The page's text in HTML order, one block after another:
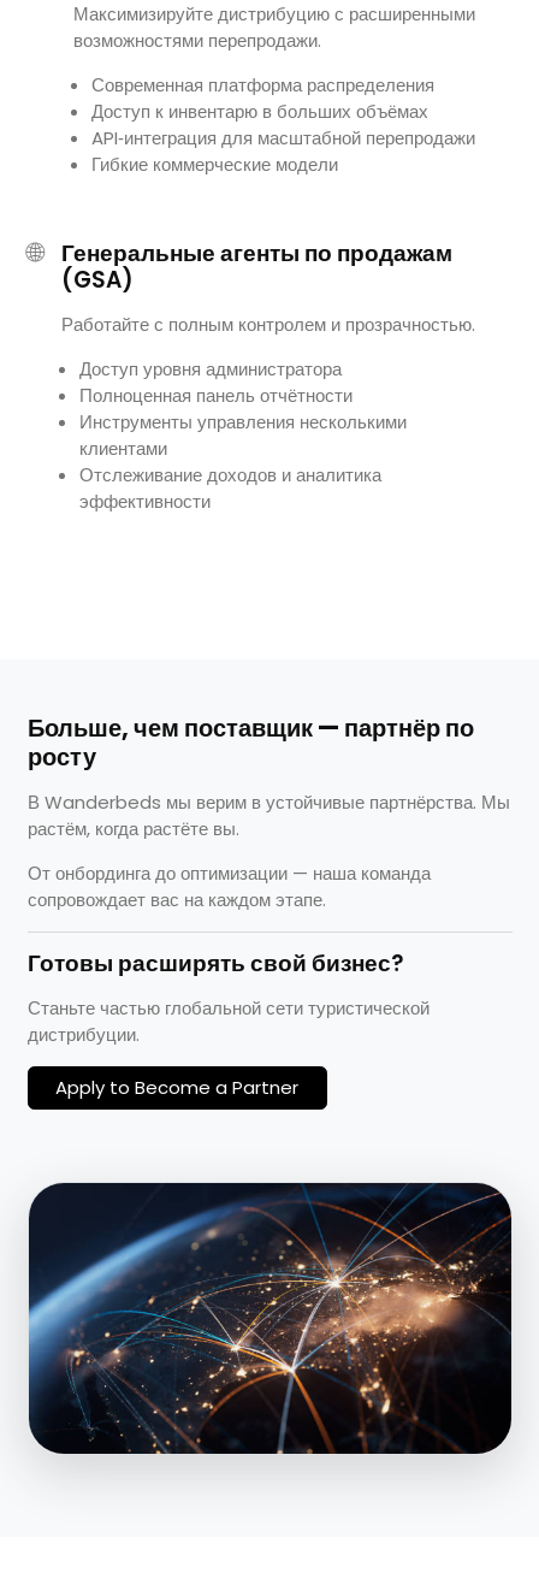
Максимизируйте дистрибуцию с расширенными
возможностями перепродажи.
Современная платформа распределения
Доступ к инвентарю в больших объёмах
API‑интеграция для масштабной перепродажи
Гибкие коммерческие модели
🌐
Генеральные агенты по продажам
(GSA)
Работайте с полным контролем и прозрачностью.
Доступ уровня администратора
Полноценная панель отчётности
Инструменты управления несколькими
клиентами
Отслеживание доходов и аналитика
эффективности
Больше, чем поставщик — партнёр по
росту
В Wanderbeds мы верим в устойчивые партнёрства. Мы
растём, когда растёте вы.
От онбординга до оптимизации — наша команда
сопровождает вас на каждом этапе.
Готовы расширять свой бизнес?
Станьте частью глобальной сети туристической
дистрибуции.
Apply to Become a Partner